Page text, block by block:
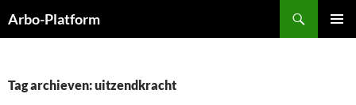
naar
Arbo-Platform
Tag archieven: uitzendkracht